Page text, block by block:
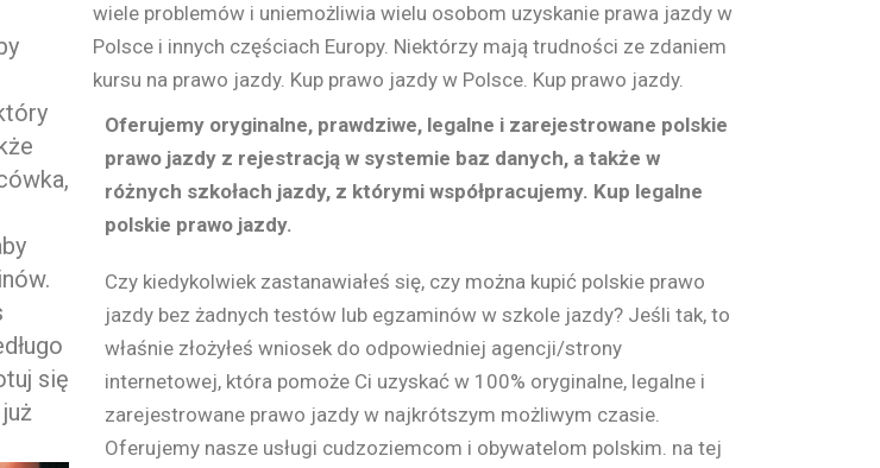
się
wiele problemów i uniemożliwia wielu osobom uzyskanie prawa jazdy w
Polsce i innych częściach Europy. Niektórzy mają trudności ze zdaniem
kursu na prawo jazdy. Kup prawo jazdy w Polsce. Kup prawo jazdy.
Oferujemy oryginalne, prawdziwe, legalne i zarejestrowane polskie
prawo jazdy z rejestracją w systemie baz danych, a także w
różnych szkołach jazdy, z którymi współpracujemy. Kup legalne
polskie prawo jazdy.
Czy kiedykolwiek zastanawiałeś się, czy można kupić polskie prawo
jazdy bez żadnych testów lub egzaminów w szkole jazdy? Jeśli tak, to
właśnie złożyłeś wniosek do odpowiedniej agencji/strony
internetowej, która pomoże Ci uzyskać w 100% oryginalne, legalne i
zarejestrowane prawo jazdy w najkrótszym możliwym czasie.
Oferujemy nasze usługi cudzoziemcom i obywatelom polskim. na tej